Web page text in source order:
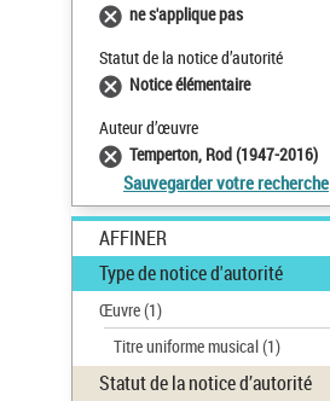
ne s'applique pas
Statut de la notice d’autorité
Notice élémentaire
Auteur d’œuvre
Temperton, Rod (1947-2016)
Sauvegarder votre recherche
AFFINER
Type de notice d'autorité
Œuvre(1)
Titre uniforme musical(1)
Statut de la notice d’autorité